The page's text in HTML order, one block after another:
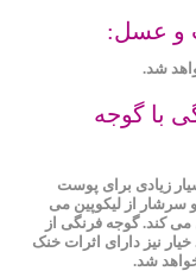
و عسل:
شد.
با گوجه‌
زیادی برای پوست
سرشار از لیکوپین می
کند. گوجه فرنگی از
نیز دارای اثرات خنک‌
شد.